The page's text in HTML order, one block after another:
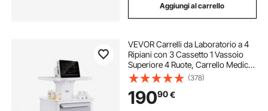
Aggiungi al carrello
VEVOR Carrelli da Laboratorio a 4
Ripiani con 3 Cassetto 1 Vassoio
Superiore 4 Ruote, Carrello Medico
Mobile Materiale ABS
Consilenziose, Carrelli per
Laboratorio, Clinica, Ospedale,
Salone, Bianco
(378)
19090€